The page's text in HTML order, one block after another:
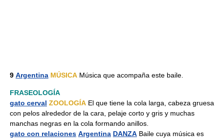
9 Argentina MÚSICA Música que acompaña este baile.
FRASEOLOGÍA
gato cerval ZOOLOGÍA El que tiene la cola larga, cabeza gruesa
con pelos alrededor de la cara, pelaje corto y gris y muchas
manchas negras en la cola formando anillos.
gato con relaciones Argentina DANZA Baile cuya música es